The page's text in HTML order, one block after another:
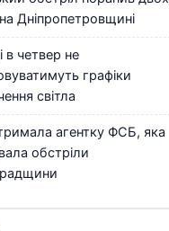
Дніпропетровщині
в четвер не
графіки
світла
агентку ФСБ, яка
обстріли